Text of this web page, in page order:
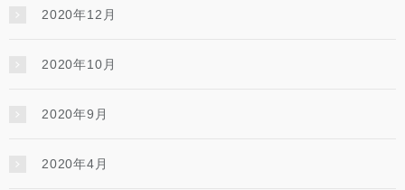
2020年12月
2020年10月
2020年9月
2020年4月